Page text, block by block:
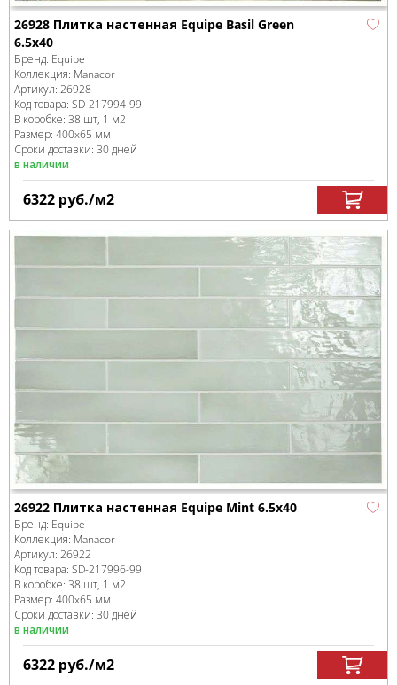
26928 Плитка настенная Equipe Basil Green
6.5x40
Бренд: Equipe
Коллекция: Manacor
Артикул: 26928
Код товара: SD-217994-99
В коробке: 38 шт, 1 м2
Размер: 400x65 мм
Сроки доставки: 30 дней
в наличии
6322 руб./м2
26922 Плитка настенная Equipe Mint 6.5x40
Бренд: Equipe
Коллекция: Manacor
Артикул: 26922
Код товара: SD-217996-99
В коробке: 38 шт, 1 м2
Размер: 400x65 мм
Сроки доставки: 30 дней
в наличии
6322 руб./м2